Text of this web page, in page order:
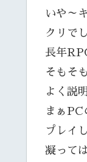
いや～
クリで
長年
そもそ
よく説
まぁPC
プレイ
凝って